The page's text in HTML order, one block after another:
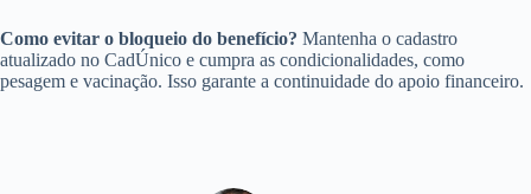
Como evitar o bloqueio do benefício? Mantenha o cadastro
atualizado no CadÚnico e cumpra as condicionalidades, como
pesagem e vacinação. Isso garante a continuidade do apoio financeiro.